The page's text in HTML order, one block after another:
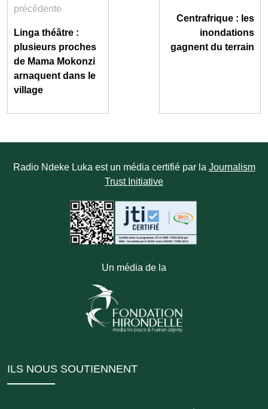
précédente
Linga théâtre :
plusieurs proches
de Mama Mokonzi
arnaquent dans le
village
Centrafrique : les
inondations
gagnent du terrain
Radio Ndeke Luka est un média certifié par la Journalism
Trust Initiative
Un média de la
ILS NOUS SOUTIENNENT